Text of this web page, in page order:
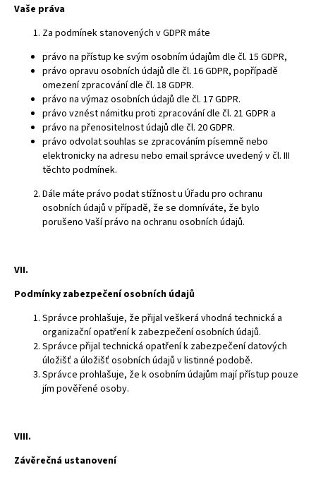
Vaše práva
Za podmínek stanovených v GDPR máte
právo na přístup ke svým osobním údajům dle čl. 15 GDPR,
právo opravu osobních údajů dle čl. 16 GDPR, popřípadě
omezení zpracování dle čl. 18 GDPR.
právo na výmaz osobních údajů dle čl. 17 GDPR.
právo vznést námitku proti zpracování dle čl. 21 GDPR a
právo na přenositelnost údajů dle čl. 20 GDPR.
právo odvolat souhlas se zpracováním písemně nebo
elektronicky na adresu nebo email správce uvedený v čl. III
těchto podmínek.
Dále máte právo podat stížnost u Úřadu pro ochranu
osobních údajů v případě, že se domníváte, že bylo
porušeno Vaší právo na ochranu osobních údajů.
VII.
Podmínky zabezpečení osobních údajů
Správce prohlašuje, že přijal veškerá vhodná technická a
organizační opatření k zabezpečení osobních údajů.
Správce přijal technická opatření k zabezpečení datových
úložišť a úložišť osobních údajů v listinné podobě.
Správce prohlašuje, že k osobním údajům mají přístup pouze
jím pověřené osoby.
VIII.
Závěrečná ustanovení